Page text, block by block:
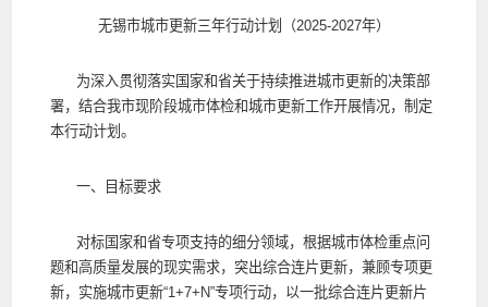
无锡市城市更新三年行动计划（2025-2027年）
为深入贯彻落实国家和省关于持续推进城市更新的决策部
署，结合我市现阶段城市体检和城市更新工作开展情况，制定
本行动计划。
一、目标要求
对标国家和省专项支持的细分领域，根据城市体检重点问
题和高质量发展的现实需求，突出综合连片更新，兼顾专项更
新，实施城市更新“1+7+N”专项行动，以一批综合连片更新片